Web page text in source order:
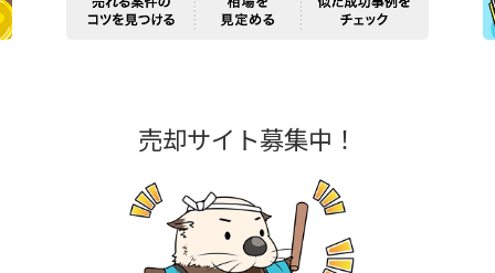
売却サイト募集中！